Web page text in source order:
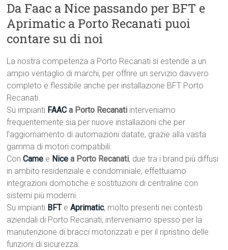
Da Faac a Nice passando per BFT e
Aprimatic a Porto Recanati puoi
contare su di noi
La nostra competenza a Porto Recanati si estende a un
ampio ventaglio di marchi, per offrire un servizio davvero
completo e flessibile anche per installazione BFT Porto
Recanati.
Su impianti FAAC a Porto Recanati interveniamo
frequentemente sia per nuove installazioni che per
l’aggiornamento di automazioni datate, grazie alla vasta
gamma di motori compatibili.
ConCame e Nice a Porto Recanati, due tra i brand più diffusi
in ambito residenziale e condominiale, effettuiamo
integrazioni domotiche e sostituzioni di centraline con
sistemi più moderni.
Su impianti BFT eAprimatic, molto presenti nei contesti
aziendali di Porto Recanati, interveniamo spesso per la
manutenzione di bracci motorizzati e per il ripristino delle
funzioni di sicurezza.